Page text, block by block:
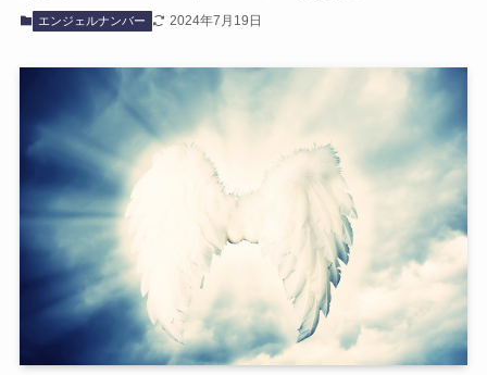
エンジェルナンバー 2024年7月19日